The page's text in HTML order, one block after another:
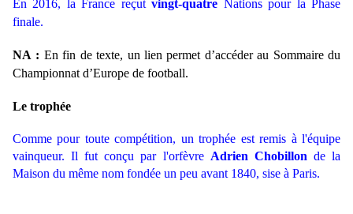
En 2016, la France reçutvingt-quatre Nations pour la Phase
finale.
NA : En fin de texte, un lien permet d’accéder au Sommaire du
Championnat d’Europe de football.
Le trophée
Comme pour toute compétition, un trophée est remis à l'équipe
vainqueur. Il fut conçu par l'orfèvre Adrien Chobillon de la
Maison du même nom fondée un peu avant 1840, sise à Paris.